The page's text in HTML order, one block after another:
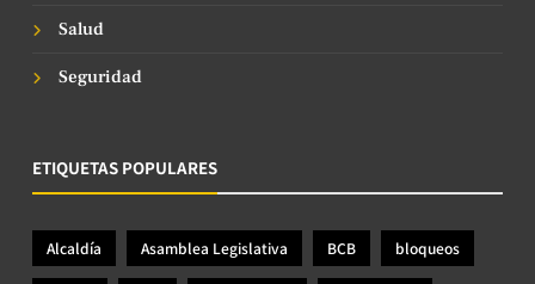
Salud
Seguridad
ETIQUETAS POPULARES
Alcaldía Asamblea Legislativa BCB bloqueos